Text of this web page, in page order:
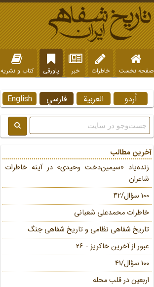
صفحه نخست خاطرات خبر پاورقی کتاب و نشریه
English فارسي العربية اُردو
آخرین مطالب
زنده‌یاد «سیمین‌دخت وحیدی» در آینه خاطرات
شاعران
100 سؤال/42
خاطرات محمد‌علی شعبانی
تاریخ شفاهی نظامی و تاریخ شفاهی جنگ
عبور از آخرین خاکریز - 26
100 سؤال/41
اربعین در قلب محله